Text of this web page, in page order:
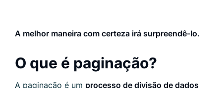
A melhor maneira com certeza irá surpreendê-lo.
O que é paginação?
A paginação é um processo de divisão de dados